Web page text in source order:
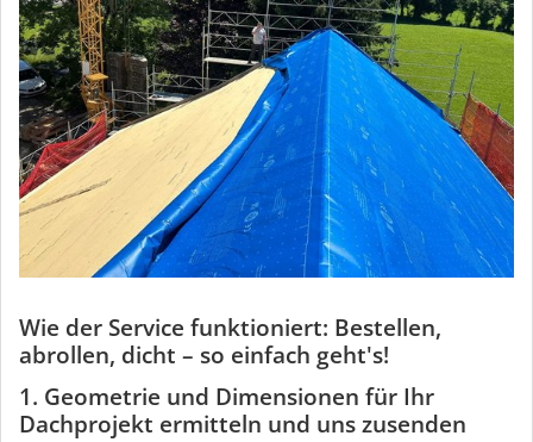
Wie der Service funktioniert: Bestellen,
abrollen, dicht – so einfach geht's!
1. Geometrie und Dimensionen für Ihr
Dachprojekt ermitteln und uns zusenden